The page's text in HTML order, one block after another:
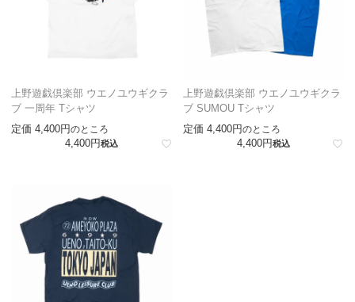
上野遊戯倶楽部 ウエノユウギクラ
ブ 一周年 Tシャツ
定価 4,400 のところ
4,400 税込
上野遊戯倶楽部 ウエノユウギクラ
ブ SUMOU Tシャツ
定価 4,400 のところ
4,400 税込